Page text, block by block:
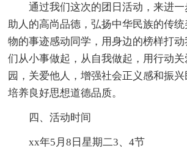
通过我们这次的团日活动，来进一
助人的高尚品德，弘扬中华民族的传统
物的事迹感动同学，用身边的榜样打
们从小事做起，从自我做起，用行动
园，关爱他人，增强社会正义感和振兴
培养良好思想道德品质。
四、活动时间
xx年5月8日星期二3、4节